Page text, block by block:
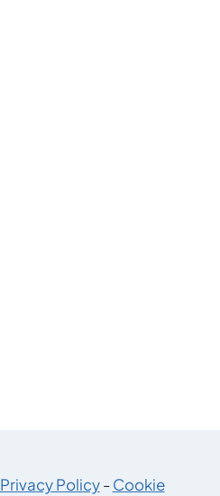
Privacy Policy-Cookie